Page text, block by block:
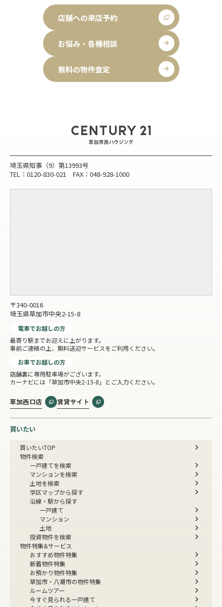
店舗への来店予約
お悩み・各種相談
無料の物件査定
埼玉県知事（9）第13993号
TEL：0120-830-021 FAX：048-928-1000
〒340-0016
埼玉県草加市中央2-15-8
電車でお越しの方
最寄り駅までお迎えに上がります。
事前ご連絡の上、無料送迎サービスをご利用ください。
お車でお越しの方
店舗裏に専用駐車場がございます。
カーナビには「草加市中央2-15-8」とご入力ください。
草加西口店 賃貸サイト
買いたい
買いたいTOP
物件検索
一戸建てを検索
マンションを検索
土地を検索
学区マップから探す
沿線・駅から探す
一戸建て
マンション
土地
投資物件を検索
物件特集&サービス
おすすめ物件特集
新着物件特集
お預かり物件特集
草加市・八潮市の物件特集
ルームツアー
今すぐ見られる一戸建て